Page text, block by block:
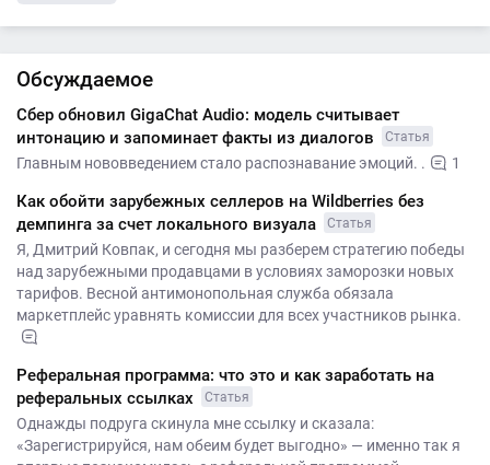
Обсуждаемое
Сбер обновил GigaChat Audio: модель считывает
интонацию и запоминает факты из диалогов
Статья
Главным нововведением стало распознавание эмоций. . 1
Как обойти зарубежных селлеров на Wildberries без
демпинга за счет локального визуала
Статья
Я, Дмитрий Ковпак, и сегодня мы разберем стратегию победы
над зарубежными продавцами в условиях заморозки новых
тарифов. Весной антимонопольная служба обязала
маркетплейс уравнять комиссии для всех участников рынка.
Реферальная программа: что это и как заработать на
реферальных ссылках
Статья
Однажды подруга скинула мне ссылку и сказала:
«Зарегистрируйся, нам обеим будет выгодно» — именно так я